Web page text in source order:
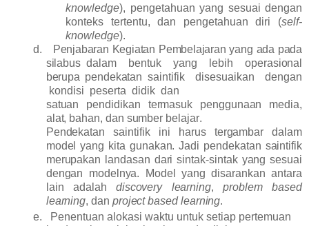
knowledge), pengetahuan yang sesuai dengan
konteks tertentu, dan pengetahuan diri (self-
knowledge).
d.
Penjabaran Kegiatan Pembelajaran yang ada pada
silabusdalam bentuk yang lebih operasional
berupa pendekatan saintifik disesuaikan dengan
kondisi peserta didik dan
satuan
pendidikan termasuk penggunaan
media,
alat, bahan, dan sumber belajar.
Pendekatan saintifik ini harus tergambar dalam
model yang kita gunakan. Jadi pendekatan saintifik
merupakan landasan dari sintak-sintak yang sesuai
dengan modelnya. Model yang disarankan antara
lain adalah discovery learning,problem based
learning, dan project based learning.
e.
Penentuan alokasi waktu untuk setiap pertemuan